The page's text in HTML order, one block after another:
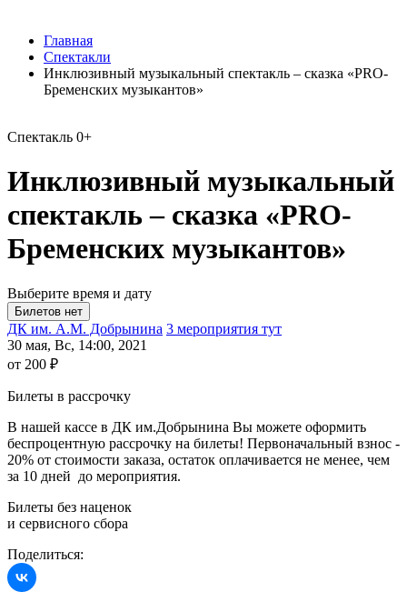
Главная
Спектакли
Инклюзивный музыкальный спектакль – сказка «PRO-
Бременских музыкантов»
Спектакль 0+
Инклюзивный музыкальный
спектакль – сказка «PRO-
Бременских музыкантов»
Выберите время и дату
ДК им. А.М. Добрынина 3 мероприятия тут
30 мая, Вс, 14:00, 2021
от 200 ₽
Билеты в рассрочку
В нашей кассе в ДК им.Добрынина Вы можете оформить
беспроцентную рассрочку на билеты! Первоначальный взнос -
20% от стоимости заказа, остаток оплачивается не менее, чем
за 10 дней до мероприятия.
Билеты без наценок
и сервисного сбора
Поделиться: